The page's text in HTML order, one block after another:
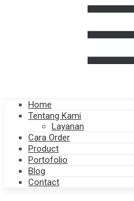
Home
Tentang Kami
Layanan
Cara Order
Product
Portofolio
Blog
Contact